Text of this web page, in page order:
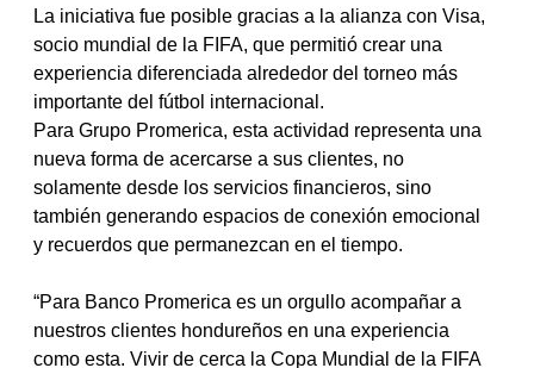
La iniciativa fue posible gracias a la alianza con Visa,
socio mundial de la FIFA, que permitió crear una
experiencia diferenciada alrededor del torneo más
importante del fútbol internacional.
Para Grupo Promerica, esta actividad representa una
nueva forma de acercarse a sus clientes, no
solamente desde los servicios financieros, sino
también generando espacios de conexión emocional
y recuerdos que permanezcan en el tiempo.
“Para Banco Promerica es un orgullo acompañar a
nuestros clientes hondureños en una experiencia
como esta. Vivir de cerca la Copa Mundial de la FIFA